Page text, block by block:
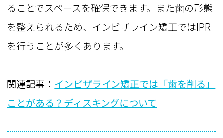
ることでスペースを確保できます。また歯の形態
を整えられるため、インビザライン矯正ではIPR
を行うことが多くあります。
関連記事： インビザライン矯正では「歯を削る」
ことがある？ディスキングについて